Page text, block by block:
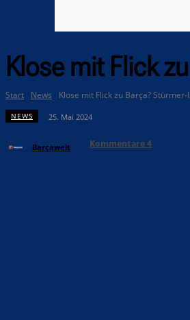
Klose mit Flick
Start News Klose mit Flick zu Barça?
NEWS 25. Mai 2024
Barçawelt Kommentare4